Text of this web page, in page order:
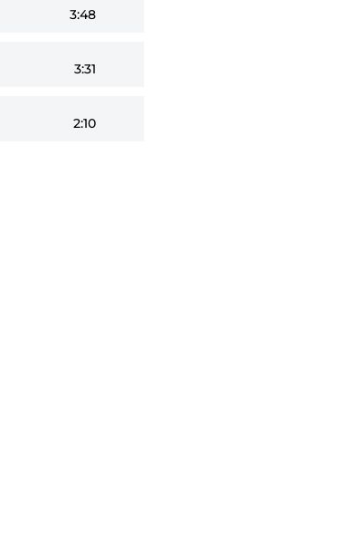
3:48
3:31
2:10